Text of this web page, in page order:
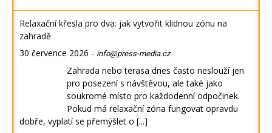
Relaxační křesla pro dva: jak vytvořit klidnou zónu na
zahradě
30 července 2026 - info@press-media.cz
Zahrada nebo terasa dnes často neslouží jen
pro posezení s návštěvou, ale také jako
soukromé místo pro každodenní odpočinek.
Pokud má relaxační zóna fungovat opravdu
dobře, vyplatí se přemýšlet o [...]